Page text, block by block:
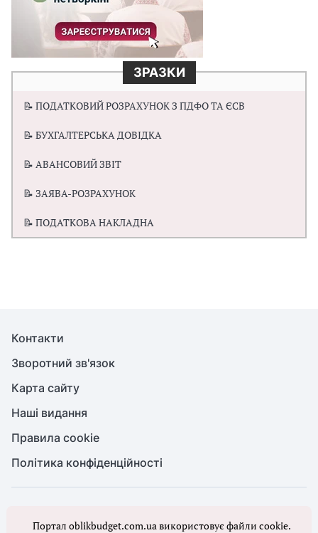
ЗРАЗКИ
📝 ПОДАТКОВИЙ РОЗРАХУНОК З ПДФО ТА ЄСВ
📝 БУХГАЛТЕРСЬКА ДОВІДКА
📝 АВАНСОВИЙ ЗВІТ
📝 ЗАЯВА-РОЗРАХУНОК
📝 ПОДАТКОВА НАКЛАДНА
Контакти
Зворотний зв'язок
Карта сайту
Наші видання
Правила cookie
Політика конфіденційності
Повне або часткове копіювання будь-яких матеріалів порталу,
Портал oblikbudget.com.ua використовує файли cookie.